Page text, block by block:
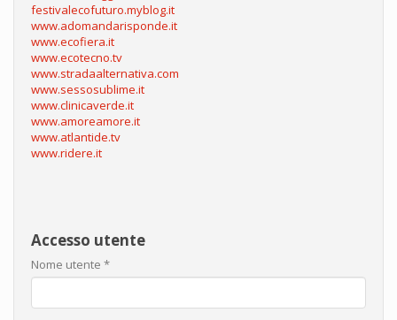
festivalecofuturo.myblog.it
www.adomandarisponde.it
www.ecofiera.it
www.ecotecno.tv
www.stradaalternativa.com
www.sessosublime.it
www.clinicaverde.it
www.amoreamore.it
www.atlantide.tv
www.ridere.it
Accesso utente
Nome utente *